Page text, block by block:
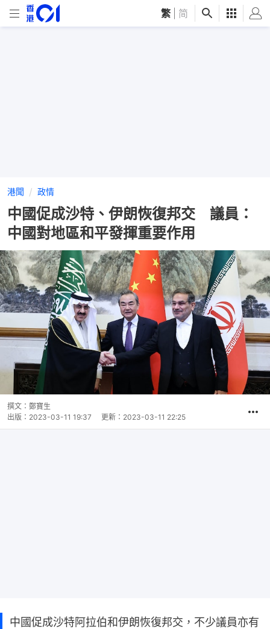
繁 简
港聞 政情
中國促成沙特、伊朗恢復邦交 議員：
中國對地區和平發揮重要作用
撰文： 鄭寶生
出版： 2023-03-11 19:37 更新： 2023-03-11 22:25
中國促成沙特阿拉伯和伊朗恢復邦交，不少議員亦有